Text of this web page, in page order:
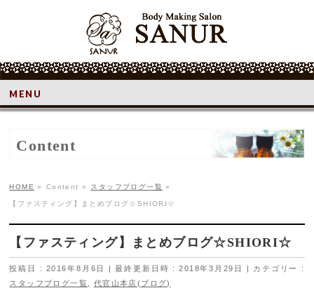
MENU
Content
HOME » Content » スタッフブログ一覧 »
【ファスティング】まとめブログ☆SHIORI☆
【ファスティング】まとめブログ☆SHIORI☆
投稿日 : 2016年8月6日 最終更新日時 : 2018年3月29日
カテゴリー :
スタッフブログ一覧
代官山本店(ブログ)